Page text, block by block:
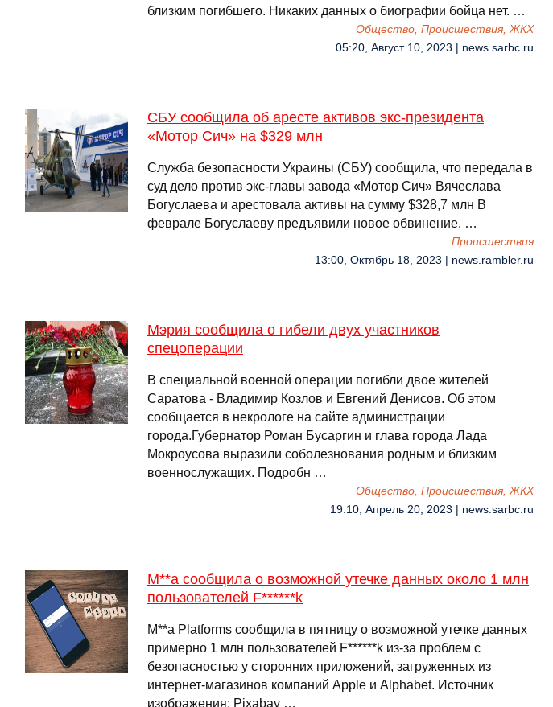
близким погибшего. Никаких данных о биографии бойца нет. …
Общество, Происшествия, ЖКХ
05:20, Август 10, 2023 | news.sarbc.ru
СБУ сообщила об аресте активов экс-президента
«Мотор Сич» на $329 млн
Служба безопасности Украины (СБУ) сообщила, что передала в
суд дело против экс-главы завода «Мотор Сич» Вячеслава
Богуслаева и арестовала активы на сумму $328,7 млн В
феврале Богуслаеву предъявили новое обвинение. …
Происшествия
13:00, Октябрь 18, 2023 | news.rambler.ru
Мэрия сообщила о гибели двух участников
спецоперации
В специальной военной операции погибли двое жителей
Саратова - Владимир Козлов и Евгений Денисов. Об этом
сообщается в некрологе на сайте администрации
города.Губернатор Роман Бусаргин и глава города Лада
Мокроусова выразили соболезнования родным и близким
военнослужащих. Подробн …
Общество, Происшествия, ЖКХ
19:10, Апрель 20, 2023 | news.sarbc.ru
M**a сообщила о возможной утечке данных около 1 млн
пользователей F******k
M**a Platforms сообщила в пятницу о возможной утечке данных
примерно 1 млн пользователей F******k из-за проблем с
безопасностью у сторонних приложений, загруженных из
интернет-магазинов компаний Apple и Alphabet. Источник
изображения: Pixabay …